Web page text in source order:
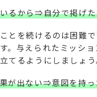
るから⇒自分で掲げ
とを続けるのは困難
。与えられたミッシ
てるようにしましょう
が出ない⇒意図を持っ